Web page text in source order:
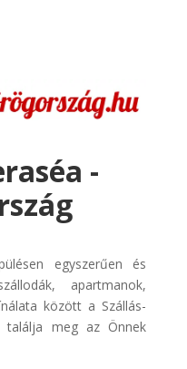
-
egyszerűen és
apartmanok,
között a Szállás-
találja meg az Önnek